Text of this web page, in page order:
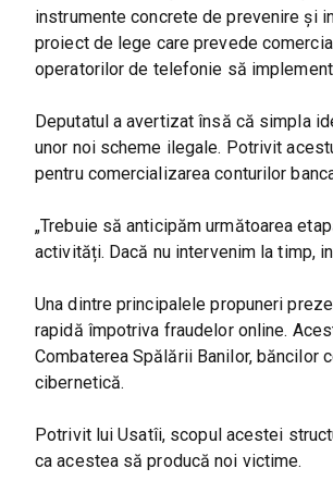
instrumente concrete de prevenire și
proiect de lege care prevede
operatorilor de telefonie să
Deputatul a avertizat însă că simpla
unor noi scheme ilegale. Potrivit
pentru comercializarea conturilor
„Trebuie să anticipăm următoarea
activități. Dacă nu intervenim la timp,
Una dintre principalele propuneri
rapidă împotriva fraudelor online.
Combaterea Spălării Banilor,
cibernetică.
Potrivit lui Usatîi, scopul acestei
ca acestea să producă noi victime.